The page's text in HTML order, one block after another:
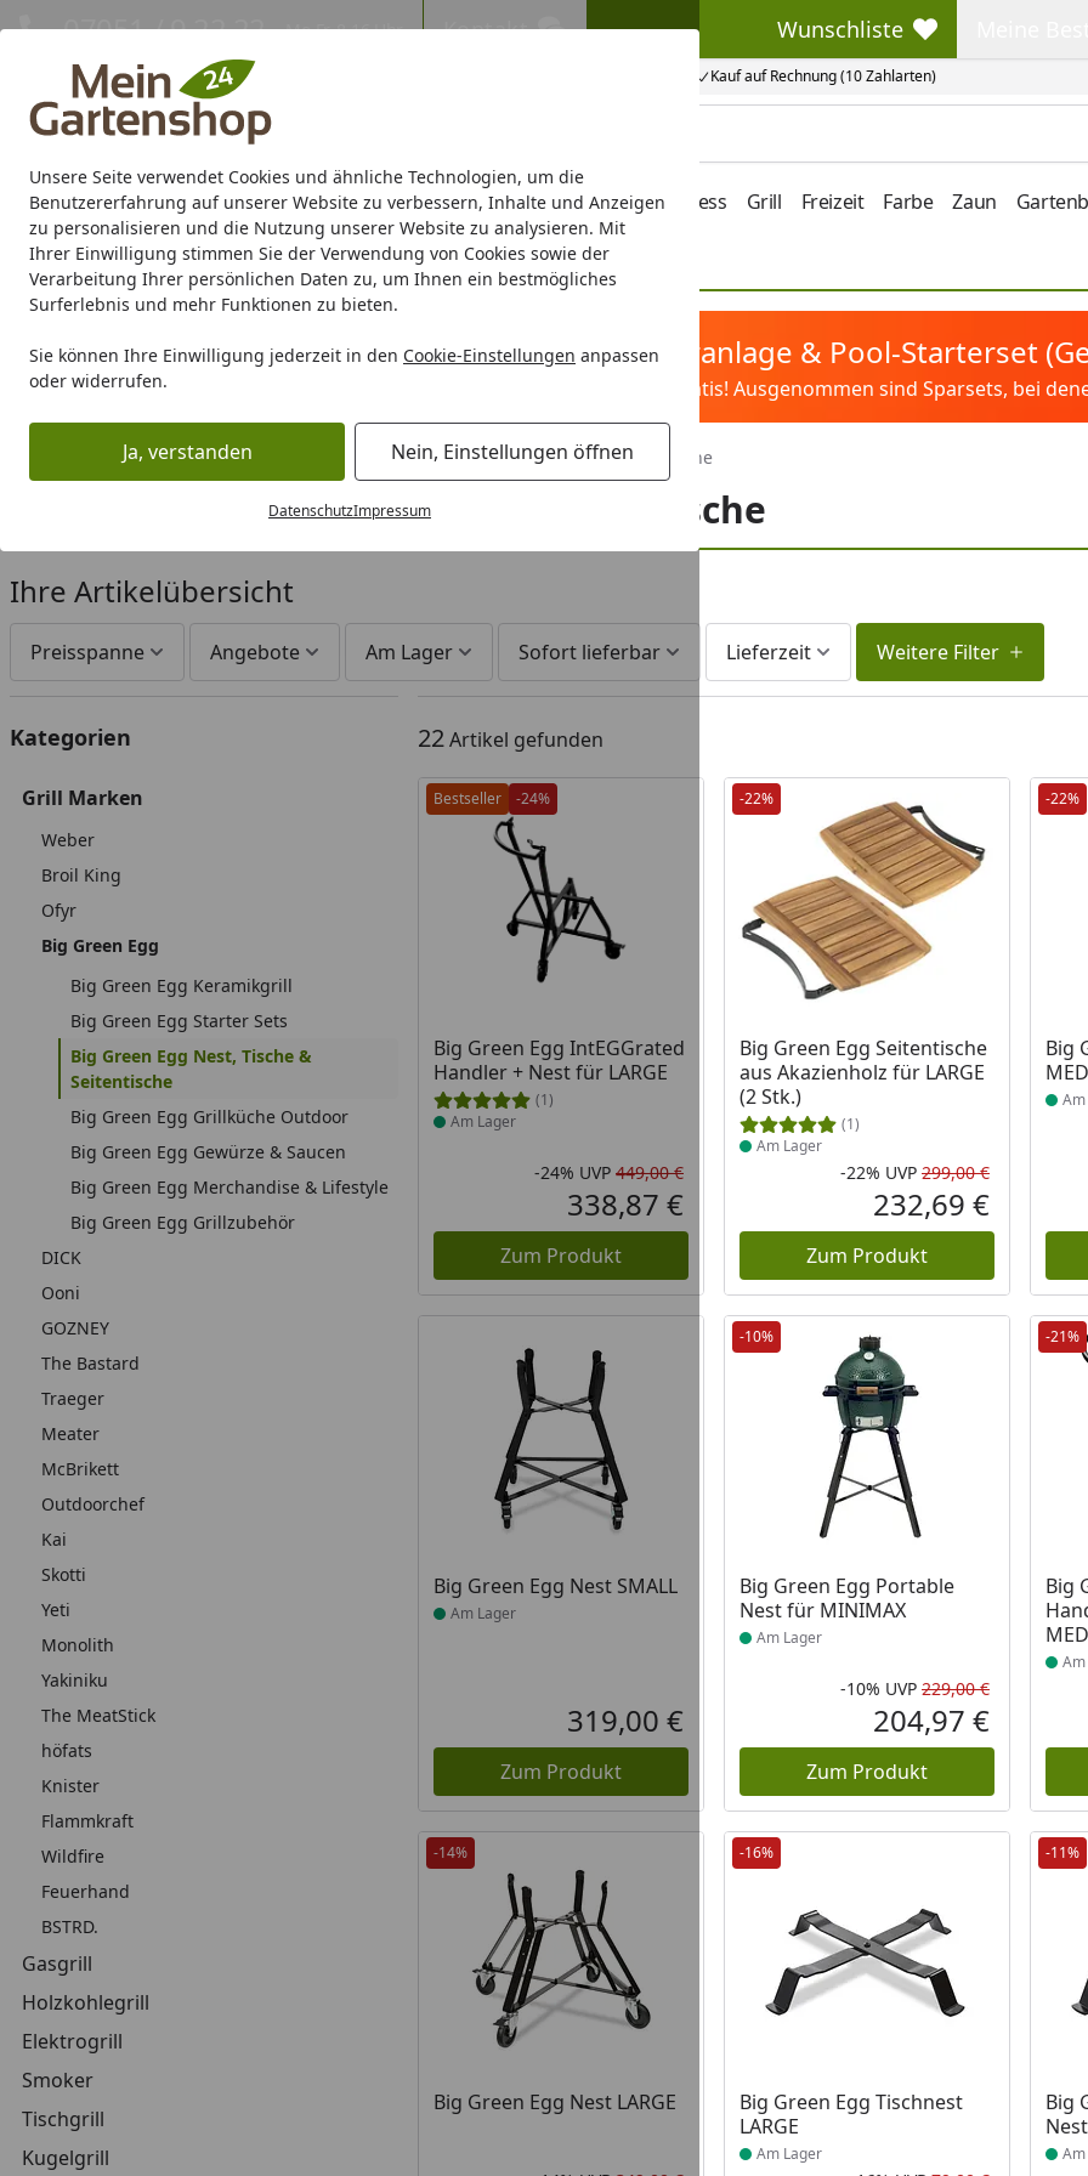
Unsere Seite verwendet Cookies und ähnliche Technologien, um die
Benutzererfahrung auf unserer Website zu verbessern, Inhalte und Anzeigen
zu personalisieren und die Nutzung unserer Website zu analysieren. Mit
Ihrer Einwilligung stimmen Sie der Verwendung von Cookies sowie der
Verarbeitung Ihrer persönlichen Daten zu, um Ihnen ein bestmögliches
Surferlebnis und mehr Funktionen zu bieten.
Sie können Ihre Einwilligung jederzeit in den Cookie-Einstellungen anpassen
oder widerrufen.
Ja, verstanden Nein, Einstellungen öffnen
DatenschutzImpressum
Eigene Montage-Teams Kauf auf Rechnung (10 Zahlarten)
07051 / 9 22 22 Mo-Fr. 8-16 Uhr Kontakt Wunschliste
Wunschliste
Gartenhaus Gerätehaus Gewächshaus Carport/Garage/Vordach Wellness Grill Freizeit Farbe Zaun
Marken Sale %
Karibu Pools inkl. gratis Sandfilteranlage & Pool-Starterset
Dein Traumpool im Sorglos-Paket: Filter&Pflege gratis! Ausgenommen sind Sparsets, bei
Startseite
Grill Marken Big Green Egg Big Green Egg Nest, Tische & Seitentische
Big Green Egg Nest, Tische & Seitentische
Ihre Artikelübersicht
Preisspanne Angebote Am Lager Sofort lieferbar Lieferzeit Weitere Filter
Kategorien
Grill Marken
Weber
Broil King
Ofyr
Big Green Egg
Big Green Egg Keramikgrill
Big Green Egg Starter Sets
Big Green Egg Nest, Tische &
Seitentische
Big Green Egg Grillküche Outdoor
Big Green Egg Gewürze & Saucen
Big Green Egg Merchandise & Lifestyle
Big Green Egg Grillzubehör
DICK
Ooni
GOZNEY
The Bastard
Traeger
Meater
McBrikett
Outdoorchef
Kai
Skotti
Yeti
Monolith
Yakiniku
The MeatStick
höfats
Knister
Flammkraft
Wildfire
Feuerhand
BSTRD.
Gasgrill
Holzkohlegrill
Elektrogrill
Smoker
Tischgrill
Kugelgrill
22Artikel gefunden
Bestseller -24%
Big Green Egg IntEGGrated
Handler + Nest für LARGE
(1)
Produkt am Lager
Am Lager
Rabatt in Prozent
-24%
Ursprünglicher Preis
UVP 449,00 €
Aktueller Preis
338,87 €
Zum Produkt
-22%
Big Green Egg Seitentische
aus Akazienholz für LARGE
(2 Stk.)
(1)
Produkt am Lager
Am Lager
Rabatt in
-22% UVP 299,00 €
Aktueller
232,69 €
Zum Produkt
-22%
Big
Big Green Egg Nest SMALL
Produkt am Lager
Am Lager
Aktueller Preis
319,00 €
Zum Produkt
-10%
Big Green Egg Portable
Nest für MINIMAX
Produkt am Lager
Am Lager
Rabatt in
-10% UVP 229,00 €
Aktueller
204,97 €
Zum Produkt
-21%
Big
-14%
Big Green Egg Nest LARGE
-16%
Big Green Egg Tischnest
LARGE
Produkt am Lager
Am Lager
-11%
Big